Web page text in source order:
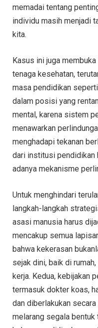
memadai tentang
individu masih menjadi
kita.
Kasus ini juga
tenaga kesehatan,
masa pendidikan
dalam posisi yang
mental, karena sistem
menawarkan
menghadapi tekanan
dari institusi pendidikan
adanya mekanisme
Untuk menghindari
langkah-langkah
asasi manusia harus
mencakup semua
bahwa kekerasan
sejak dini, baik di
kerja. Kedua, kebijakan
termasuk dokter koas,
dan diberlakukan
melarang segala